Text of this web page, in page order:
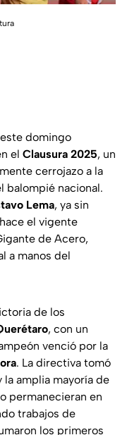
domingo
el Clausura 2025, un
cerrojazo a la
balompié nacional.
Lema, ya sin
el vigente
de Acero,
a manos del
de los
, con un
venció por la
. La directiva tomó
la amplia mayoría de
permanecieran en
trabajos de
los primeros